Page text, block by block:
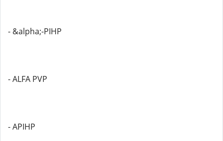
- &alpha;-PIHP
- ALFA PVP
- APIHP